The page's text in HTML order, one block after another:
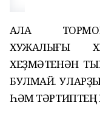
ҠАЛА
ХУЖАЛЫҒЫ
ХЕҘМӘТЕНӘН
БУЛМАЙ.
ҺӘМ ТӘРТИПТЕҢ